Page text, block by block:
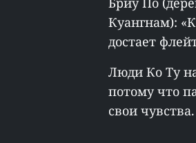
Куангнам):
достает
Люди Ко Ту
потому что
свои чувства.